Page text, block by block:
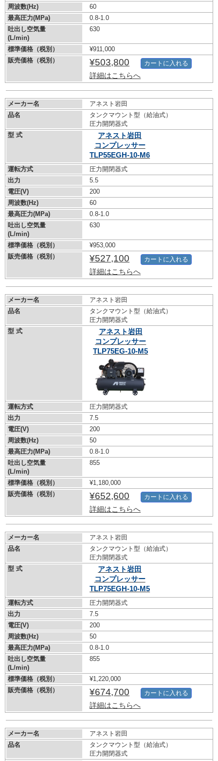
周波数(Hz)
60
最高圧力(MPa)
0.8-1.0
吐出し空気量
(L/min)
630
標準価格（税別）
¥911,000
販売価格（税別）
¥503,800
詳細はこちらへ
カートに入れる
メーカー名
アネスト岩田
品名
タンクマウント型（給油式）
圧力開閉器式
型 式
アネスト岩田
コンプレッサー
TLP55EGH-10-M6
運転方式
圧力開閉器式
出力
5.5
電圧(V)
200
周波数(Hz)
60
最高圧力(MPa)
0.8-1.0
吐出し空気量
(L/min)
630
標準価格（税別）
¥953,000
販売価格（税別）
¥527,100
詳細はこちらへ
カートに入れる
メーカー名
アネスト岩田
品名
タンクマウント型（給油式）
圧力開閉器式
型 式
アネスト岩田
コンプレッサー
TLP75EG-10-M5
運転方式
圧力開閉器式
出力
7.5
電圧(V)
200
周波数(Hz)
50
最高圧力(MPa)
0.8-1.0
吐出し空気量
(L/min)
855
標準価格（税別）
¥1,180,000
販売価格（税別）
¥652,600
詳細はこちらへ
カートに入れる
メーカー名
アネスト岩田
品名
タンクマウント型（給油式）
圧力開閉器式
型 式
アネスト岩田
コンプレッサー
TLP75EGH-10-M5
運転方式
圧力開閉器式
出力
7.5
電圧(V)
200
周波数(Hz)
50
最高圧力(MPa)
0.8-1.0
吐出し空気量
(L/min)
855
標準価格（税別）
¥1,220,000
販売価格（税別）
¥674,700
詳細はこちらへ
カートに入れる
メーカー名
アネスト岩田
品名
タンクマウント型（給油式）
圧力開閉器式